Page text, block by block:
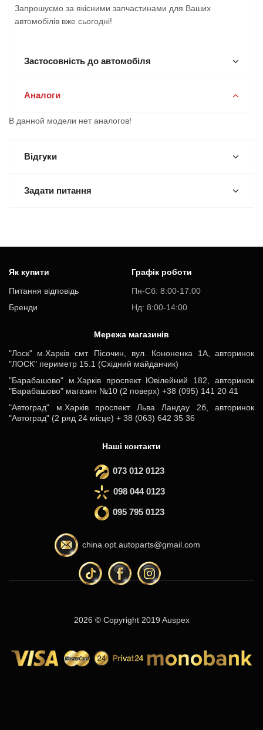
Запрошуємо за якісними запчастинами для Ваших
автомобілів вже сьогодні!
Застосовність до автомобіля
Аналоги
В данной модели нет аналогов!
Відгуки
Задати питання
Як купити
Питання відповідь
Бренди
Графік роботи
Пн-Cб: 8:00-17:00
Нд: 8:00-14:00
Мережа магазинів
"Лоск" м.Харків смт. Пісочин, вул. Кононенка 1А, авторинок
"ЛОСК" периметр 15.1 (Східний майданчик)
"Барабашово" м.Харків проспект Ювілейний 182, авторинок
"Барабашово" магазин №10 (2 поверх) +38 (095) 141 20 41
"Автоград" м.Харків проспект Льва Ландау 2б, авторинок
"Автоград" (2 ряд 24 місце) + 38 (063) 642 35 36
Наші контакти
073 012 0123
098 044 0123
095 795 0123
china.opt.autoparts@gmail.com
2026 © Copyright 2019 Auspex